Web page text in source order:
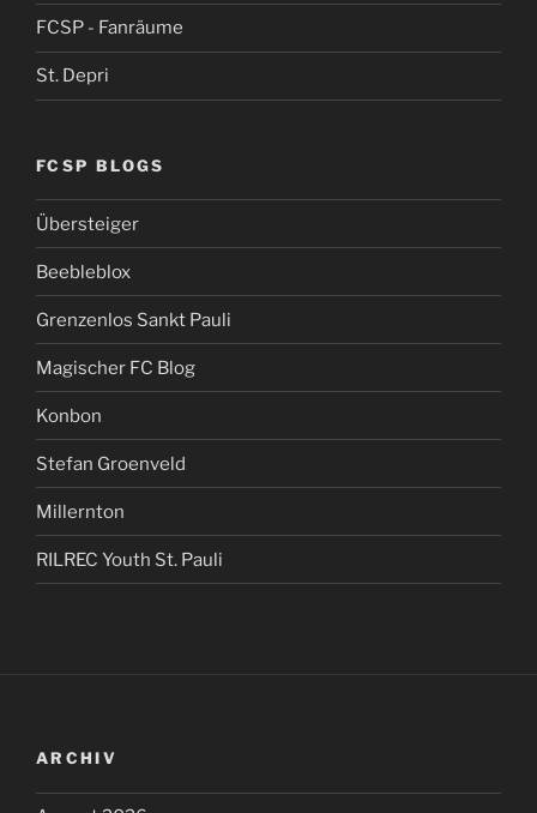
FCSP - Fanräume
St. Depri
FCSP BLOGS
Übersteiger
Beebleblox
Grenzenlos Sankt Pauli
Magischer FC Blog
Konbon
Stefan Groenveld
Millernton
RILREC Youth St. Pauli
ARCHIV